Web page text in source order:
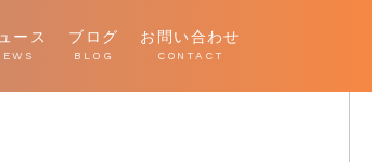
ース ブログ
BLOG
お問い合わせ
CONTACT